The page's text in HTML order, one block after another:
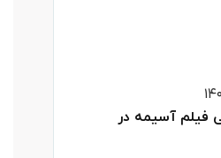
فیلم آسیمه در